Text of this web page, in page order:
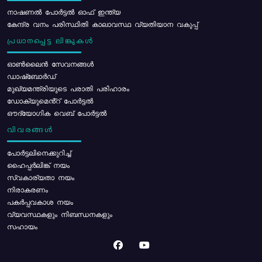
നാഷണൽ പോർട്ടൽ ഓഫ് ഇന്ത്യ
കേന്ദ്ര വനം പരിസ്ഥിതി കാലാവസ്ഥ വ്യതിയാന വകുപ്പ്
പ്രധാനപ്പെട്ട ലിങ്കുകൾ
ഓൺലൈൻ സേവനങ്ങൾ
ഡാഷ്ബോർഡ്
മുഖ്യമന്ത്രിയുടെ പരാതി പരിഹാരം
ഡോക്യുമെൻ്റ് പോർട്ടൽ
ഔദ്യോഗിക വെബ് പോർട്ടൽ
വിവരങ്ങൾ
പോര്‍ട്ടലിനെക്കുറിച്ച്
ഹൈപ്പർലിങ്ക് നയം
സ്വകാര്യതാ നയം
നിരാകരണം
പകർപ്പവകാശ നയം
വ്യവസ്ഥകളും നിബന്ധനകളും
സഹായം